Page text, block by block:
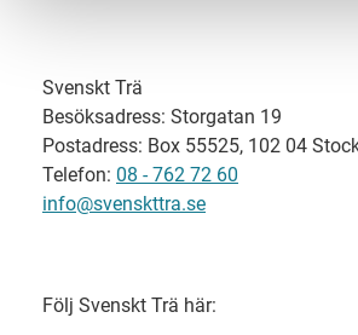
Svenskt Trä
Besöksadress: Storgatan 19
Postadress: Box 55525, 102 04
Telefon: 08 - 762 72 60
info@svenskttra.se
Följ Svenskt Trä här: